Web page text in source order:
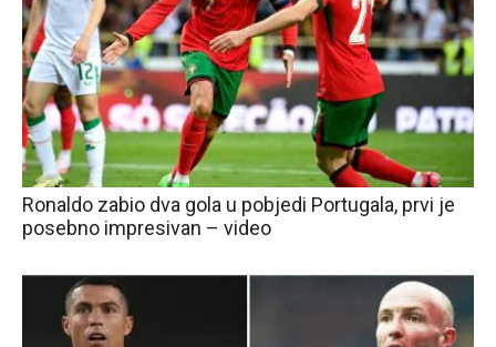
Ronaldo zabio dva gola u pobjedi Portugala, prvi je
posebno impresivan – video